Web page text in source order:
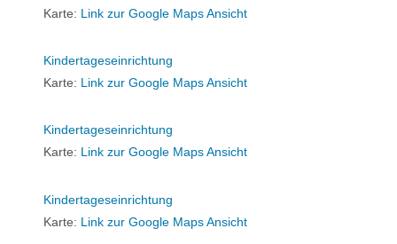
Karte: Link zur Google Maps Ansicht
Kindertageseinrichtung
Karte: Link zur Google Maps Ansicht
Kindertageseinrichtung
Karte: Link zur Google Maps Ansicht
Kindertageseinrichtung
Karte: Link zur Google Maps Ansicht